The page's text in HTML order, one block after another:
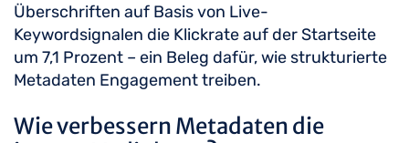
Überschriften auf Basis von Live-
Keywordsignalen die Klickrate auf der Startseite
um 7,1 Prozent – ein Beleg dafür, wie strukturierte
Metadaten Engagement treiben.
Wie verbessern Metadaten die